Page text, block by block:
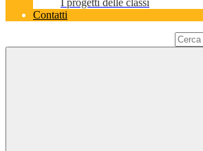
I progetti delle classi
Contatti